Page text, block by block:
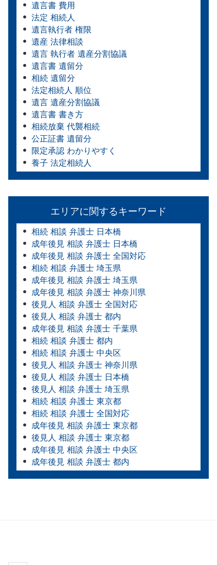
遺言書 費用
法定 相続人
遺言執行者 権限
遺産 法律相談
遺言 執行者 遺産分割協議
遺言書 遺留分
相続 遺留分
法定相続人 順位
遺言 遺産分割協議
遺言書 書き方
相続放棄 代襲相続
公正証書 遺留分
限定承認 わかりやすく
養子 法定相続人
エリアに関するキーワード
相続 相談 弁護士 日本橋
成年後見 相談 弁護士 日本橋
成年後見 相談 弁護士 全国対応
相続 相談 弁護士 埼玉県
成年後見 相談 弁護士 埼玉県
成年後見 相談 弁護士 神奈川県
後見人 相談 弁護士 全国対応
後見人 相談 弁護士 都内
成年後見 相談 弁護士 千葉県
相続 相談 弁護士 都内
相続 相談 弁護士 中央区
後見人 相談 弁護士 神奈川県
後見人 相談 弁護士 日本橋
後見人 相談 弁護士 埼玉県
相続 相談 弁護士 東京都
相続 相談 弁護士 全国対応
成年後見 相談 弁護士 東京都
後見人 相談 弁護士 東京都
成年後見 相談 弁護士 中央区
成年後見 相談 弁護士 都内